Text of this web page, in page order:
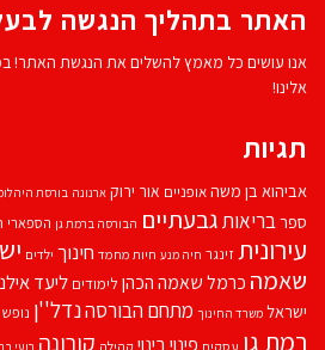
האתר בתהליך הנגשה
אנו עושים כל מאמץ להשלים את הנגשת האתר!
אלינו!
תגיות
אביהוא בן משהאופניים אור ירוק ארנונה בורסת
ספרבריאותגבעתיים הבורסה ברמת גן הספארי
עירונית זינגר חיה מנע חיות מחמד חינוך ילדים
שאמה כרמל שאמה הכהן לימודים ליעד
ישראל משרד החינוך מתחם הבורסהנדל''ן נופש
רמת גן עסקים פינוי בינוי קהילה קורונה רועי